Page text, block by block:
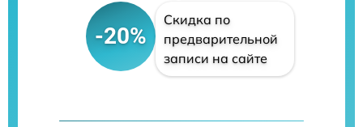
-20%
Скидка по
предварительной
записи на сайте